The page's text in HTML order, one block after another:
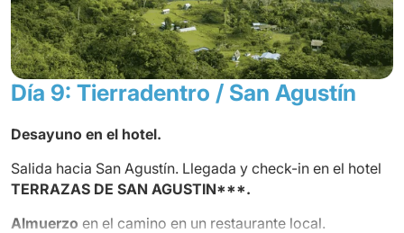
por la UNESCO en 1995. Salida para una caminata donde
se encuentran las tumbas de los "hipógeos", donde la
civilización que habitaba el lugar enterraba a sus
muertos después de cremarlos.
Cena y alojamiento en el hotel.
Día 9: Tierradentro / San Agustín
Desayuno en el hotel.
Salida hacia San Agustín. Llegada y check-in en el hotel
TERRAZAS DE SAN AGUSTIN***.
Almuerzo en el camino en un restaurante local.